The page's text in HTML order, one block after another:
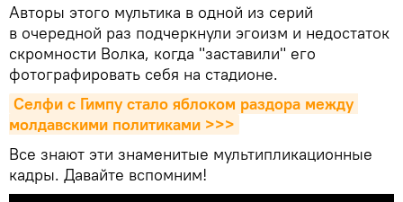
Авторы этого мультика в одной из серий
в очередной раз подчеркнули эгоизм и недостаток
скромности Волка, когда "заставили" его
фотографировать себя на стадионе.
Селфи с Гимпу стало яблоком раздора между
молдавскими политиками >>>
Все знают эти знаменитые мультипликационные
кадры. Давайте вспомним!